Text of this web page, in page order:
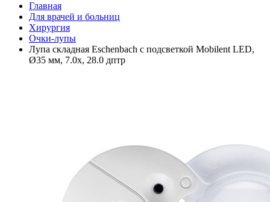
Главная
Для врачей и больниц
Хирургия
Очки-лупы
Лупа складная Eschenbach с подсветкой Mobilent LED,
Ø35 мм, 7.0x, 28.0 дптр